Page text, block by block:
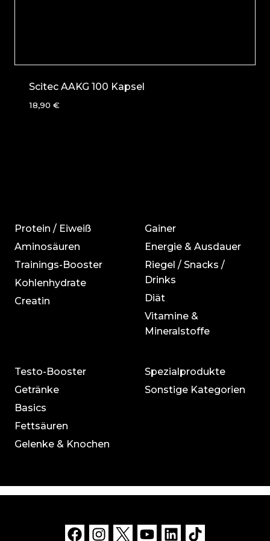
Scitec AAKG 100 Kapsel
18,90 €
Protein / Eiweiß
Aminosäuren
Trainings-Booster
Kohlenhydrate
Creatin
Gainer
Energie & Ausdauer
Riegel / Snacks /
Drinks
Diät
Vitamine &
Mineralstoffe
Testo-Booster
Getränke
Basics
Fettsäuren
Gelenke & Knochen
Spezialprodukte
Sonstige Kategorien